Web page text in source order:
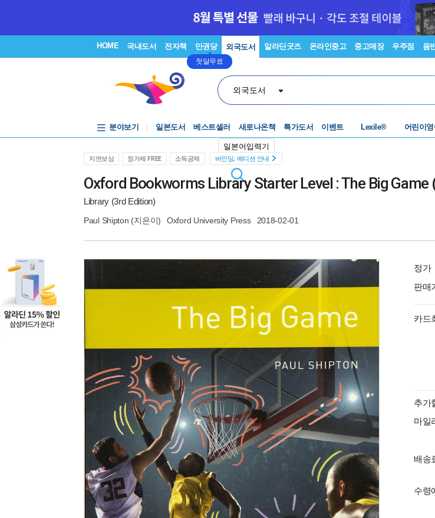
HOME 국내도서 전자책 만권당
첫달무료
외국도서 알라딘굿즈 온라인중고 중고매장 우주점 음
외국도서
일본어입력기
분야보기 일본도서 베스트셀러 새로나온책 특가도서 이벤트
수준별베스트
어린이영
지연보상 정가제 FREE 소득공제 바인딩, 에디션 안내
Oxford Bookworms Library Starter Level : The Big
Library (3rd Edition)
Paul Shipton (지은이) Oxford University Press 2018-02-01
정가
판매
카드
추가
마일
배송
수령